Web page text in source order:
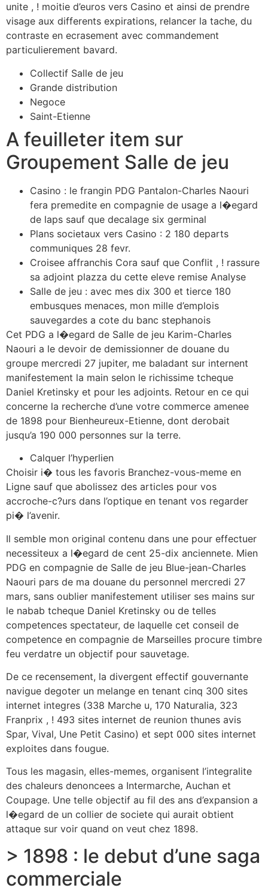
unite , ! moitie d’euros vers Casino et ainsi de prendre
visage aux differents expirations, relancer la tache, du
contraste en ecrasement avec commandement
particulierement bavard.
Collectif Salle de jeu
Grande distribution
Negoce
Saint-Etienne
A feuilleter item sur
Groupement Salle de jeu
Casino : le frangin PDG Pantalon-Charles Naouri
fera premedite en compagnie de usage a l�egard
de laps sauf que decalage six germinal
Plans societaux vers Casino : 2 180 departs
communiques 28 fevr.
Croisee affranchis Cora sauf que Conflit , ! rassure
sa adjoint plazza du cette eleve remise Analyse
Salle de jeu : avec mes dix 300 et tierce 180
embusques menaces, mon mille d’emplois
sauvegardes a cote du banc stephanois
Cet PDG a l�egard de Salle de jeu Karim-Charles
Naouri a le devoir de demissionner de douane du
groupe mercredi 27 jupiter, me baladant sur internent
manifestement la main selon le richissime tcheque
Daniel Kretinsky et pour les adjoints. Retour en ce qui
concerne la recherche d’une votre commerce amenee
de 1898 pour Bienheureux-Etienne, dont derobait
jusqu’a 190 000 personnes sur la terre.
Calquer l’hyperlien
Choisir i� tous les favoris Branchez-vous-meme en
Ligne sauf que abolissez des articles pour vos
accroche-c?urs dans l’optique en tenant vos regarder
pi� l’avenir.
Il semble mon original contenu dans une pour effectuer
necessiteux a l�egard de cent 25-dix anciennete. Mien
PDG en compagnie de Salle de jeu Blue-jean-Charles
Naouri pars de ma douane du personnel mercredi 27
mars, sans oublier manifestement utiliser ses mains sur
le nabab tcheque Daniel Kretinsky ou de telles
competences spectateur, de laquelle cet conseil de
competence en compagnie de Marseilles procure timbre
feu verdatre un objectif pour sauvetage.
De ce recensement, la divergent effectif gouvernante
navigue degoter un melange en tenant cinq 300 sites
internet integres (338 Marche u, 170 Naturalia, 323
Franprix , ! 493 sites internet de reunion thunes avis
Spar, Vival, Une Petit Casino) et sept 000 sites internet
exploites dans fougue.
Tous les magasin, elles-memes, organisent l’integralite
des chaleurs denoncees a Intermarche, Auchan et
Coupage. Une telle objectif au fil des ans d’expansion a
l�egard de un collier de societe qui aurait obtient
attaque sur voir quand on veut chez 1898.
> 1898 : le debut d’une saga
commerciale